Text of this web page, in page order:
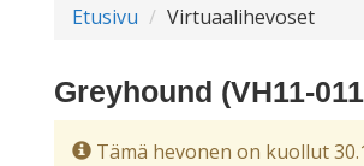
Etusivu Virtuaalihevoset
Greyhound (VH11-
Tämä hevonen on kuollut